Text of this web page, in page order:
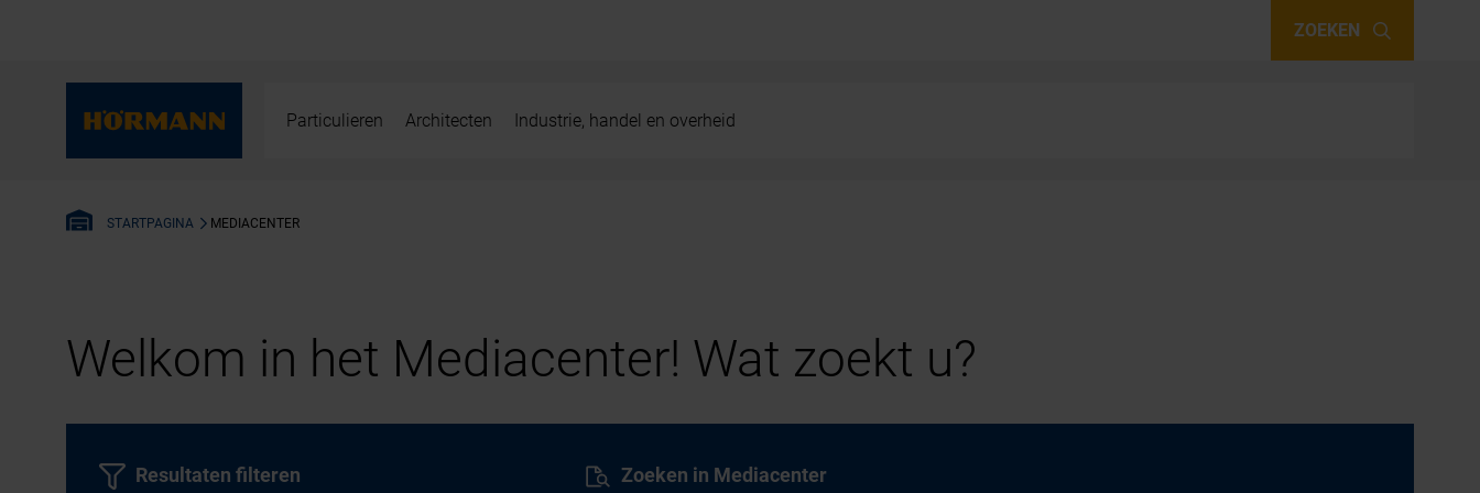
ZOEKEN
Particulieren Architecten Industrie, handel en overheid
STARTPAGINA MEDIACENTER
Welkom in het Mediacenter! Wat zoekt u?
Zoeken in Mediacenter
Resultaten filteren